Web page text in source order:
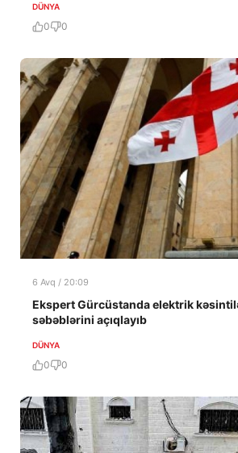
DÜNYA
0 0
6 Avq / 20:09
Ekspert Gürcüstanda elektrik
səbəblərini açıqlayıb
DÜNYA
0 0